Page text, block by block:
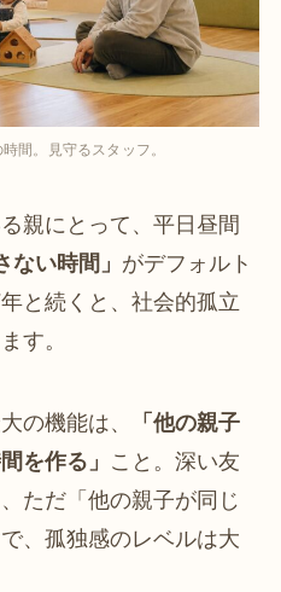
間。見守るスタッフ。
親にとって、平日昼間
ない時間」 がデフォルト
と続くと、社会的孤立
す。
の機能は、
「他の親子
を作る」 こと。深い友
ただ「他の親子が同じ
、孤独感のレベルは大